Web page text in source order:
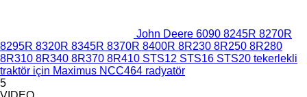
John Deere 6090 8245R 8270R
8295R 8320R 8345R 8370R 8400R 8R230 8R250 8R280
8R310 8R340 8R370 8R410 STS12 STS16 STS20 tekerlekli
traktör için Maximus NCC464 radyatör
5